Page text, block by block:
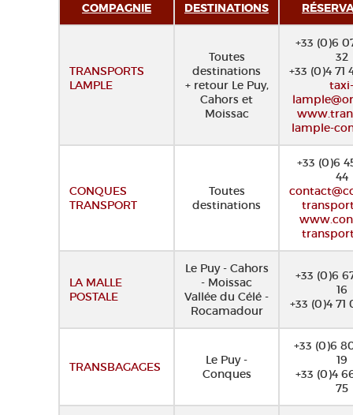
COMPAGNIE DESTINATIONS
TRANSPORTS
LAMPLE
Toutes
destinations
+ retour Le Puy,
Cahors et
Moissac
+33 (0)6
32
+33 (0)4 71
taxi-
lample-
CONQUES
TRANSPORT
Toutes
destinations
+33 (0)6
44
LA MALLE
POSTALE
Le Puy - Cahors
- Moissac
Vallée du Célé -
Rocamadour
+33 (0)6
16
+33 (0)4 71
TRANSBAGAGES
Le Puy -
Conques
+33 (0)6
19
+33 (0)4
75